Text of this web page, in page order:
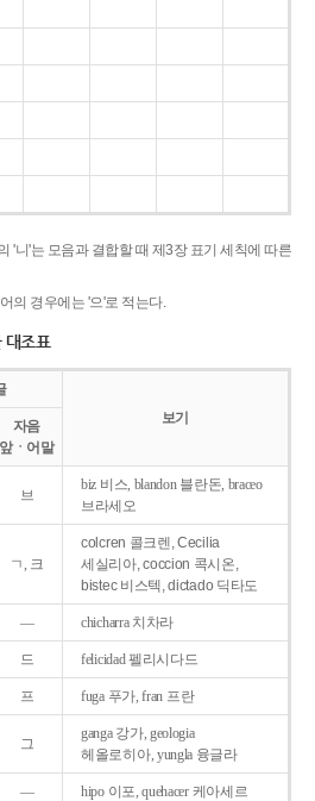
'니'는 모음과 결합할 때 제3장 표기 세칙에 따른
의 경우에는 '으'로 적는다.
대조표
보기
자음
앞ㆍ어말
브
biz 비스, blandon 블란돈, braceo
브라세오
ㄱ, 크
colcren 콜크렌, Cecilia
세실리아, coccion 콕시온,
bistec 비스텍, dictado 딕타도
― chicharra 치차라
드 felicidad 펠리시다드
프 fuga 푸가, fran 프란
그
ganga 강가, geologia
헤올로히아, yungla 융글라
― hipo 이포, quehacer 케아세르